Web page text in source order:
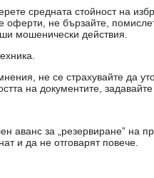
средната стойност на
оферти, не бързайте,
мошенически действия.
не се страхувайте да
на документите, задавайте
аванс за „резервиране” на
и да не отговарят повече.